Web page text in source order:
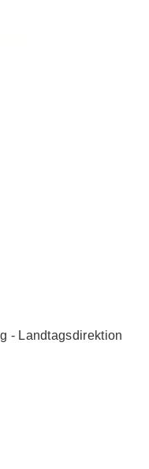
- Landtagsdirektion